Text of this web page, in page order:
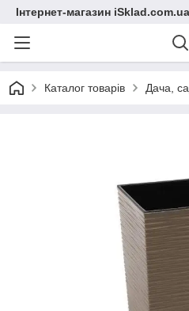
Інтернет-магазин
Каталог товарів Дача,